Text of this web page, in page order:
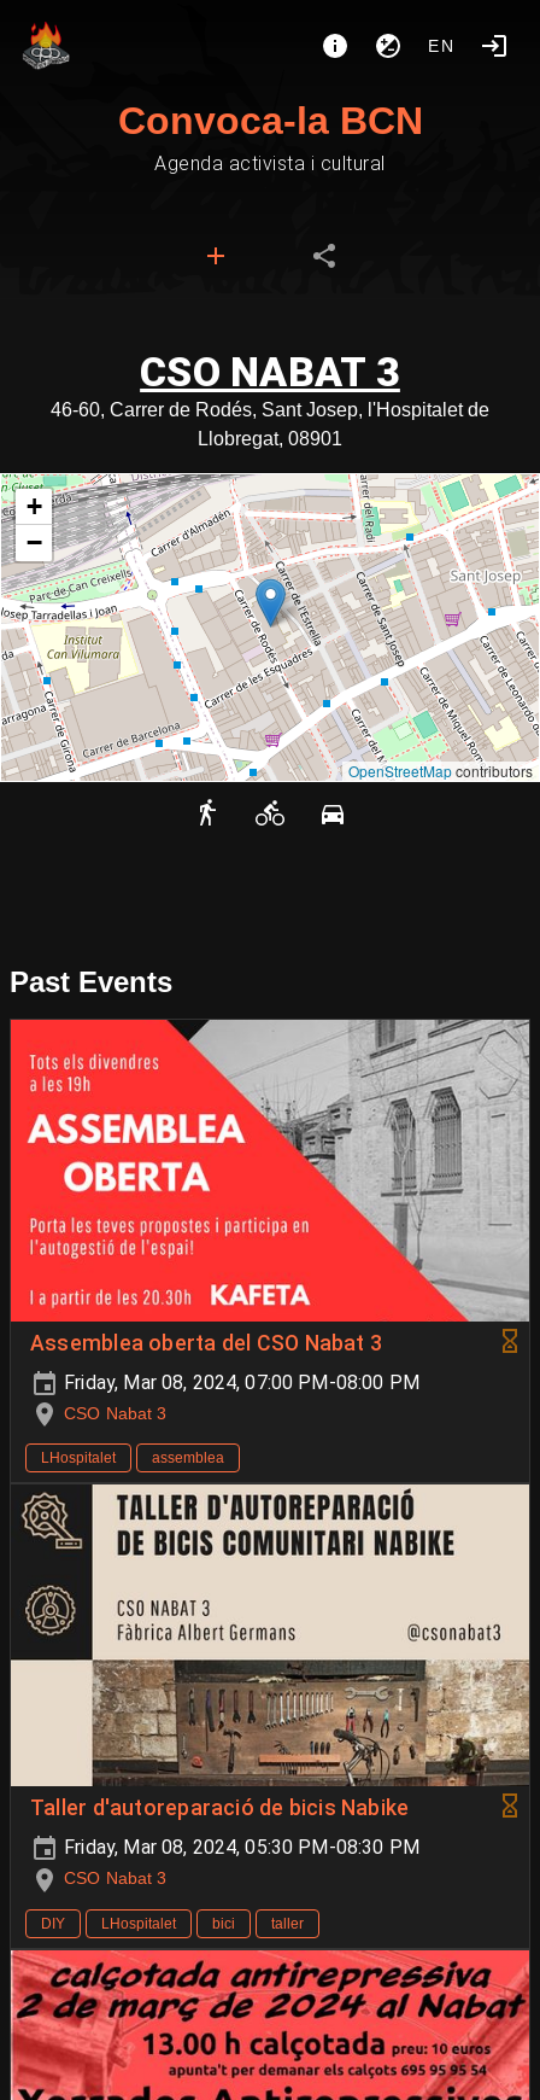
EN
Convoca-la BCN
Agenda activista i cultural
CSO NABAT 3
46-60, Carrer de Rodés, Sant Josep, l'Hospitalet de
Llobregat, 08901
+
−
OpenStreetMapcontributors
Past Events
Assemblea oberta del CSO Nabat 3
Friday, Mar 08, 2024, 07:00 PM-08:00 PM
CSO Nabat 3
LHospitalet assemblea
Taller d'autoreparació de bicis Nabike
Friday, Mar 08, 2024, 05:30 PM-08:30 PM
CSO Nabat 3
DIY LHospitalet bici taller